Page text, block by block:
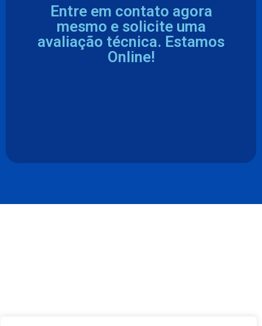
Entre em contato agora
mesmo e solicite uma
avaliação técnica. Estamos
Online!